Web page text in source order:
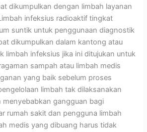
dikumpulkan dengan limbah layanan
infeksius radioaktif tingkat
suntik untuk penggunaan diagnostik
dikumpulkan dalam kantong atau
limbah infeksius jika ini ditujukan untuk
sampah atau limbah medis
yang baik sebelum proses
limbah tak dilaksanakan
menyebabkan gangguan bagi
rumah sakit dan pengguna limbah
medis yang dibuang harus tidak